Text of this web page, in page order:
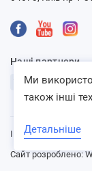
Наші партнери
Інтернет-магазин
Сайт розроблено:
Ми
також інші
Детальніше